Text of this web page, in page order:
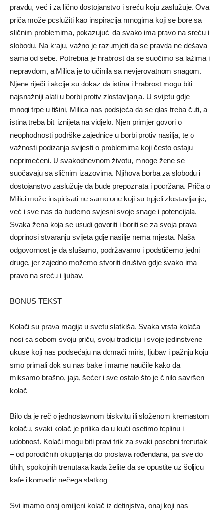
pravdu, već i za lično dostojanstvo i sreću koju zaslužuje. Ova
priča može poslužiti kao inspiracija mnogima koji se bore sa
sličnim problemima, pokazujući da svako ima pravo na sreću i
slobodu. Na kraju, važno je razumjeti da se pravda ne dešava
sama od sebe. Potrebna je hrabrost da se suočimo sa lažima i
nepravdom, a Milica je to učinila sa nevjerovatnom snagom.
Njene riječi i akcije su dokaz da istina i hrabrost mogu biti
najsnažniji alati u borbi protiv zlostavljanja. U svijetu gdje
mnogi trpe u tišini, Milica nas podsjeća da se glas treba čuti, a
istina treba biti iznijeta na vidjelo. Njen primjer govori o
neophodnosti podrške zajednice u borbi protiv nasilja, te o
važnosti podizanja svijesti o problemima koji često ostaju
neprimećeni. U svakodnevnom životu, mnoge žene se
suočavaju sa sličnim izazovima. Njihova borba za slobodu i
dostojanstvo zaslužuje da bude prepoznata i podržana. Priča o
Milici može inspirisati ne samo one koji su trpjeli zlostavljanje,
već i sve nas da budemo svjesni svoje snage i potencijala.
Svaka žena koja se usudi govoriti i boriti se za svoja prava
doprinosi stvaranju svijeta gdje nasilje nema mjesta. Naša
odgovornost je da slušamo, podržavamo i podstičemo jedni
druge, jer zajedno možemo stvoriti društvo gdje svako ima
pravo na sreću i ljubav.
BONUS TEKST
Kolači su prava magija u svetu slatkiša. Svaka vrsta kolača
nosi sa sobom svoju priču, svoju tradiciju i svoje jedinstvene
ukuse koji nas podsećaju na domaći miris, ljubav i pažnju koju
smo primali dok su nas bake i mame naučile kako da
miksamo brašno, jaja, šećer i sve ostalo što je činilo savršen
kolač.
Bilo da je reč o jednostavnom biskvitu ili složenom kremastom
kolaču, svaki kolač je prilika da u kući osetimo toplinu i
udobnost. Kolači mogu biti pravi trik za svaki posebni trenutak
– od porodičnih okupljanja do proslava rođendana, pa sve do
tihih, spokojnih trenutaka kada želite da se opustite uz šoljicu
kafe i komadić nečega slatkog.
Svi imamo onaj omiljeni kolač iz detinjstva, onaj koji nas